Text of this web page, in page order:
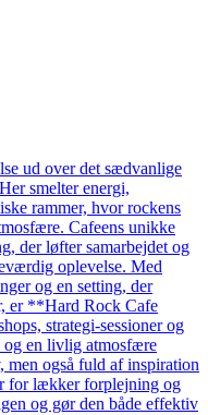
ud over det sædvanlige
smelter energi,
rammer, hvor rockens
Cafeens unikke
der løfter samarbejdet og
oplevelse. Med
og en setting, der
er **Hard Rock Cafe
strategi-sessioner og
og en livlig atmosfære
men også fuld af inspiration
for lækker forplejning og
og gør den både effektiv